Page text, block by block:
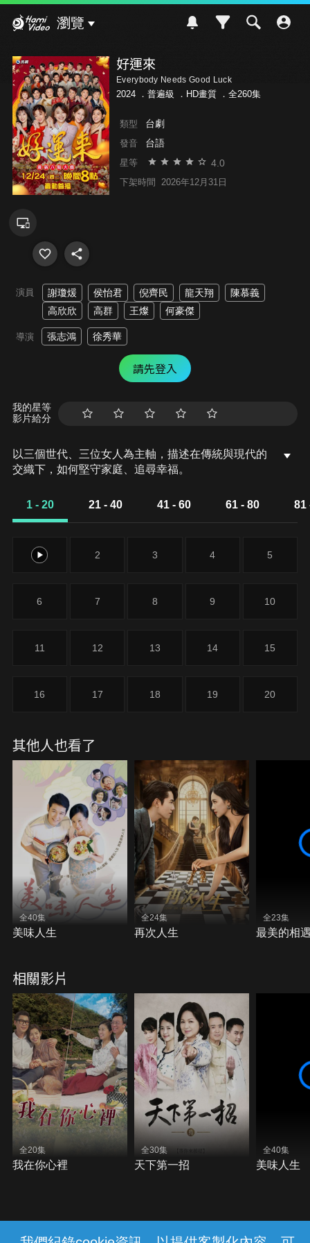
瀏覽
好運來
Everybody Needs Good Luck
2024 ． 普遍級 ．HD畫質 ．全260集
類型 台劇
發音 台語
星等 4.0
下架時間 2026年12月31日
演員 謝瓊煖 侯怡君 倪齊民 龍天翔
陳慕義
高欣欣
高群 王燦 何豪傑
導演 張志鴻 徐秀華
請先登入
我的星等
影片給分
以三個世代、三位女人為主軸，描述在傳統與現代的
交織下，如何堅守家庭、追尋幸福。
1 - 20 21 - 40 41 - 60 61 - 80 81
1 2 3 4 5
6 7 8 9 10
11 12 13 14 15
16 17 18 19 20
其他人也看了
全40集
美味人生
全24集
再次人生
全23集
最美的相
相關影片
全20集
我在你心裡
全30集
天下第一招
全40集
美味人生